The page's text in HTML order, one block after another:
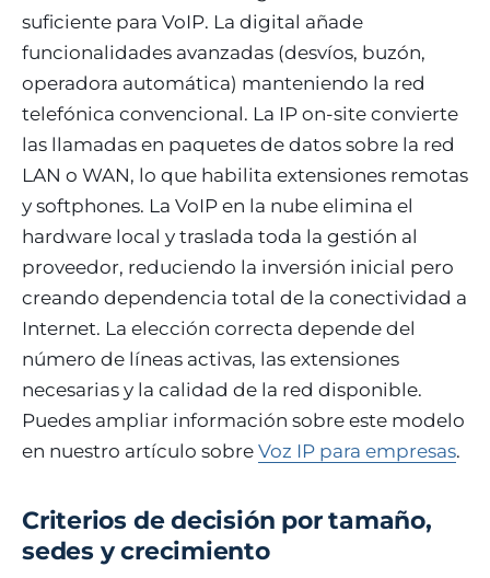
suficiente para VoIP. La digital añade
funcionalidades avanzadas (desvíos, buzón,
operadora automática) manteniendo la red
telefónica convencional. La IP on-site convierte
las llamadas en paquetes de datos sobre la red
LAN o WAN, lo que habilita extensiones remotas
y softphones. La VoIP en la nube elimina el
hardware local y traslada toda la gestión al
proveedor, reduciendo la inversión inicial pero
creando dependencia total de la conectividad a
Internet. La elección correcta depende del
número de líneas activas, las extensiones
necesarias y la calidad de la red disponible.
Puedes ampliar información sobre este modelo
en nuestro artículo sobre Voz IP para empresas.
Criterios de decisión por tamaño,
sedes y crecimiento